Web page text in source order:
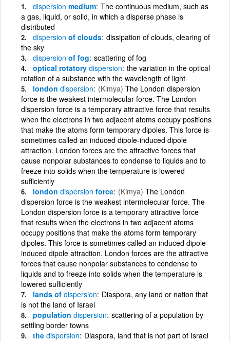
dispersion medium The continuous medium, such as
a gas, liquid, or solid, in which a disperse phase is
distributed
dispersion of clouds dissipation of clouds, clearing of
the sky
dispersion of fog scattering of fog
optical rotatory dispersion the variation in the optical
rotation of a substance with the wavelength of light
london dispersion (Kimya) The London dispersion
force is the weakest intermolecular force. The London
dispersion force is a temporary attractive force that results
when the electrons in two adjacent atoms occupy positions
that make the atoms form temporary dipoles. This force is
sometimes called an induced dipole-induced dipole
attraction. London forces are the attractive forces that
cause nonpolar substances to condense to liquids and to
freeze into solids when the temperature is lowered
sufficiently
london dispersion force (Kimya) The London
dispersion force is the weakest intermolecular force. The
London dispersion force is a temporary attractive force
that results when the electrons in two adjacent atoms
occupy positions that make the atoms form temporary
dipoles. This force is sometimes called an induced dipole-
induced dipole attraction. London forces are the attractive
forces that cause nonpolar substances to condense to
liquids and to freeze into solids when the temperature is
lowered sufficiently
lands of dispersion Diaspora, any land or nation that
is not the land of Israel
population dispersion scattering of a population by
settling border towns
the dispersion Diaspora, land that is not part of Israel